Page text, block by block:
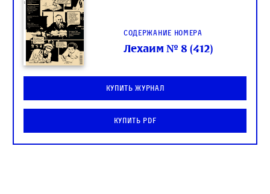
Содержание номера
Лехаим № 8 (412)
Купить журнал
Купить PDF